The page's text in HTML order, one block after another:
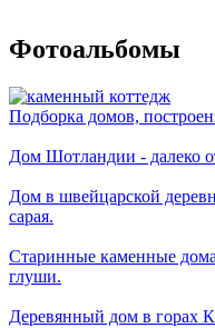
Фотоальбомы
Подборка домов,
Дом Шотландии - далеко
Дом в швейцарской
сарая.
Старинные каменные
глуши.
Деревянный дом в горах